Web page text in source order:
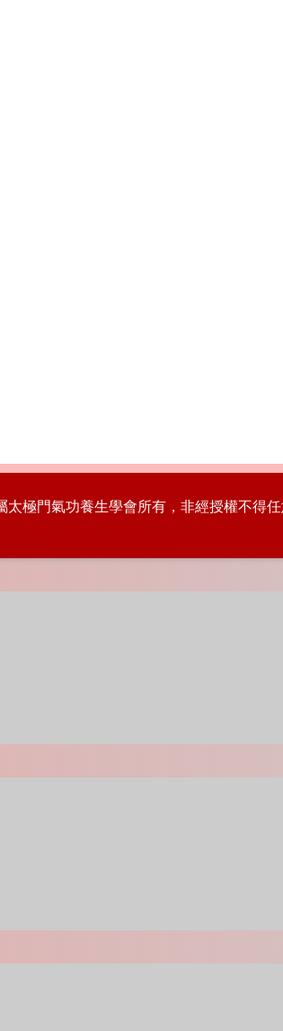
太極門氣功養生學會所有，非經授權不